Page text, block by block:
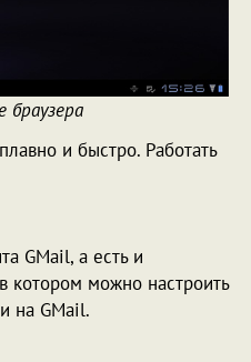
браузера
и быстро. Работать
GMail, а есть и
котором можно настроить
на GMail.